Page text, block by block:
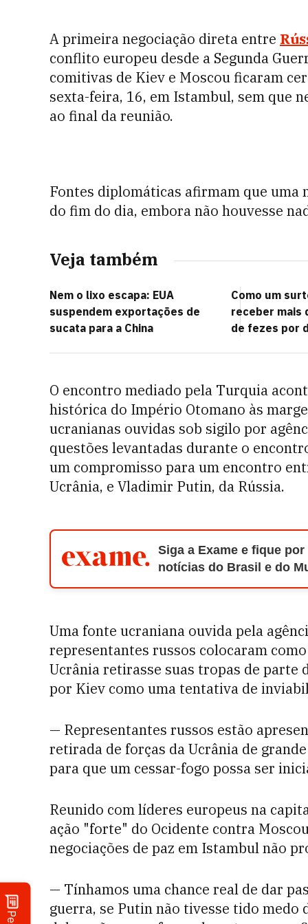
A primeira negociação direta entre
conflito europeu desde a Segunda
comitivas de Kiev e Moscou ficaram
sexta-feira, 16, em Istambul, sem que
ao final da reunião.
Fontes diplomáticas afirmam que uma
do fim do dia, embora não houvesse
Veja também
Nem o lixo escapa: EUA
suspendem exportações de
sucata para a China
Como um
receber mais
de fezes por
O encontro mediado pela Turquia
histórica do Império Otomano às
ucranianas ouvidas sob sigilo por
questões levantadas durante o
um compromisso para um encontro
Ucrânia, e Vladimir Putin, da Rússia.
Siga a Exame e fique
notícias do Brasil e do
Uma fonte ucraniana ouvida pela
representantes russos colocaram
Ucrânia retirasse suas tropas de
por Kiev como uma tentativa de
— Representantes russos estão
retirada de forças da Ucrânia de
para que um cessar-fogo possa ser
Reunido com líderes europeus na
ação "forte" do Ocidente contra
negociações de paz em Istambul não
— Tínhamos uma chance real de dar
guerra, se Putin não tivesse tido medo